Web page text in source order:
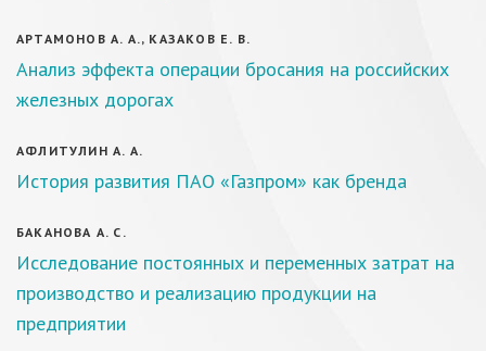
АРТАМОНОВ А. А., КАЗАКОВ Е. В.
Анализ эффекта операции бросания на российских
железных дорогах
АФЛИТУЛИН А. А.
История развития ПАО «Газпром» как бренда
БАКАНОВА А. С.
Исследование постоянных и переменных затрат на
производство и реализацию продукции на
предприятии